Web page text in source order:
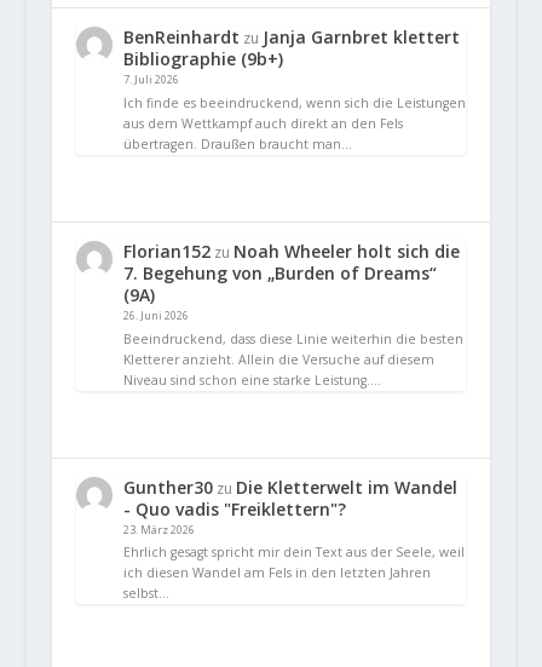
BenReinhardt zu Janja Garnbret klettert
Bibliographie (9b+)
7. Juli 2026
Ich finde es beeindruckend, wenn sich die Leistungen
aus dem Wettkampf auch direkt an den Fels
übertragen. Draußen braucht man…
Florian152zu Noah Wheeler holt sich die
7. Begehung von „Burden of Dreams“
(9A)
26. Juni 2026
Beeindruckend, dass diese Linie weiterhin die besten
Kletterer anzieht. Allein die Versuche auf diesem
Niveau sind schon eine starke Leistung.…
Gunther30zu Die Kletterwelt im Wandel
- Quo vadis "Freiklettern"?
23. März 2026
Ehrlich gesagt spricht mir dein Text aus der Seele, weil
ich diesen Wandel am Fels in den letzten Jahren
selbst…